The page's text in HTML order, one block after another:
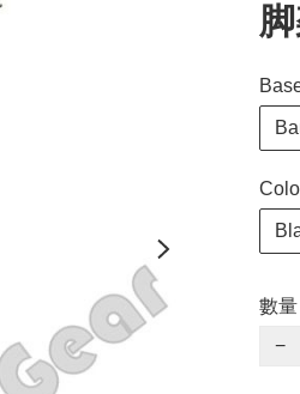
數量
−